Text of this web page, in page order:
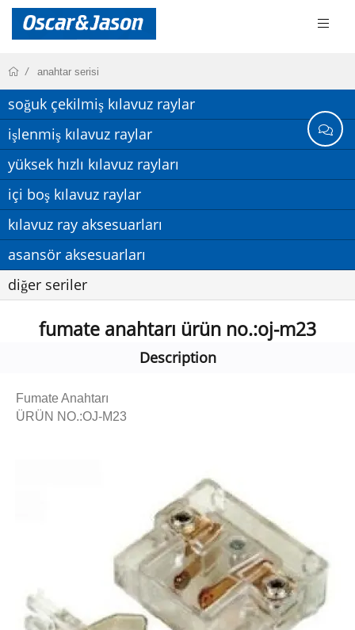
anahtar serisi
soğuk çekilmiş kılavuz raylar
işlenmiş kılavuz raylar
yüksek hızlı kılavuz rayları
içi boş kılavuz raylar
kılavuz ray aksesuarları
asansör aksesuarları
diğer seriler
fumate anahtarı ürün no.:oj-m23
Description
Fumate Anahtarı
ÜRÜN NO.:OJ-M23